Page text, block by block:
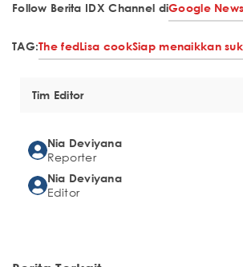
Follow Berita IDX Channel diGoogle News
TAG:The fedLisa cookSiap menaikkan
Tim Editor
Nia Deviyana
Reporter
Nia Deviyana
Editor